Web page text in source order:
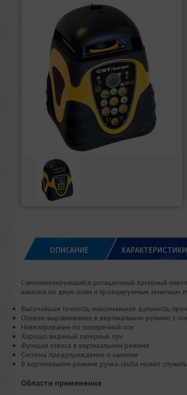
ОПИСАНИЕ ХАРАКТЕРИСТИКИ
Самонивелирующийся ротационный лазерный
наклона по двум осям и проецируемым зенитным
Высочайшая точность, максимальная дальность,
Осевое выравнивание в вертикальном режиме с
Нивелирование по поперечной оси
Хорошо видимый лазерный луч
Функция отвеса в вертикальном режиме
Система предупреждения о наклоне
В вертикальном режиме ручка-скоба может
Области применения